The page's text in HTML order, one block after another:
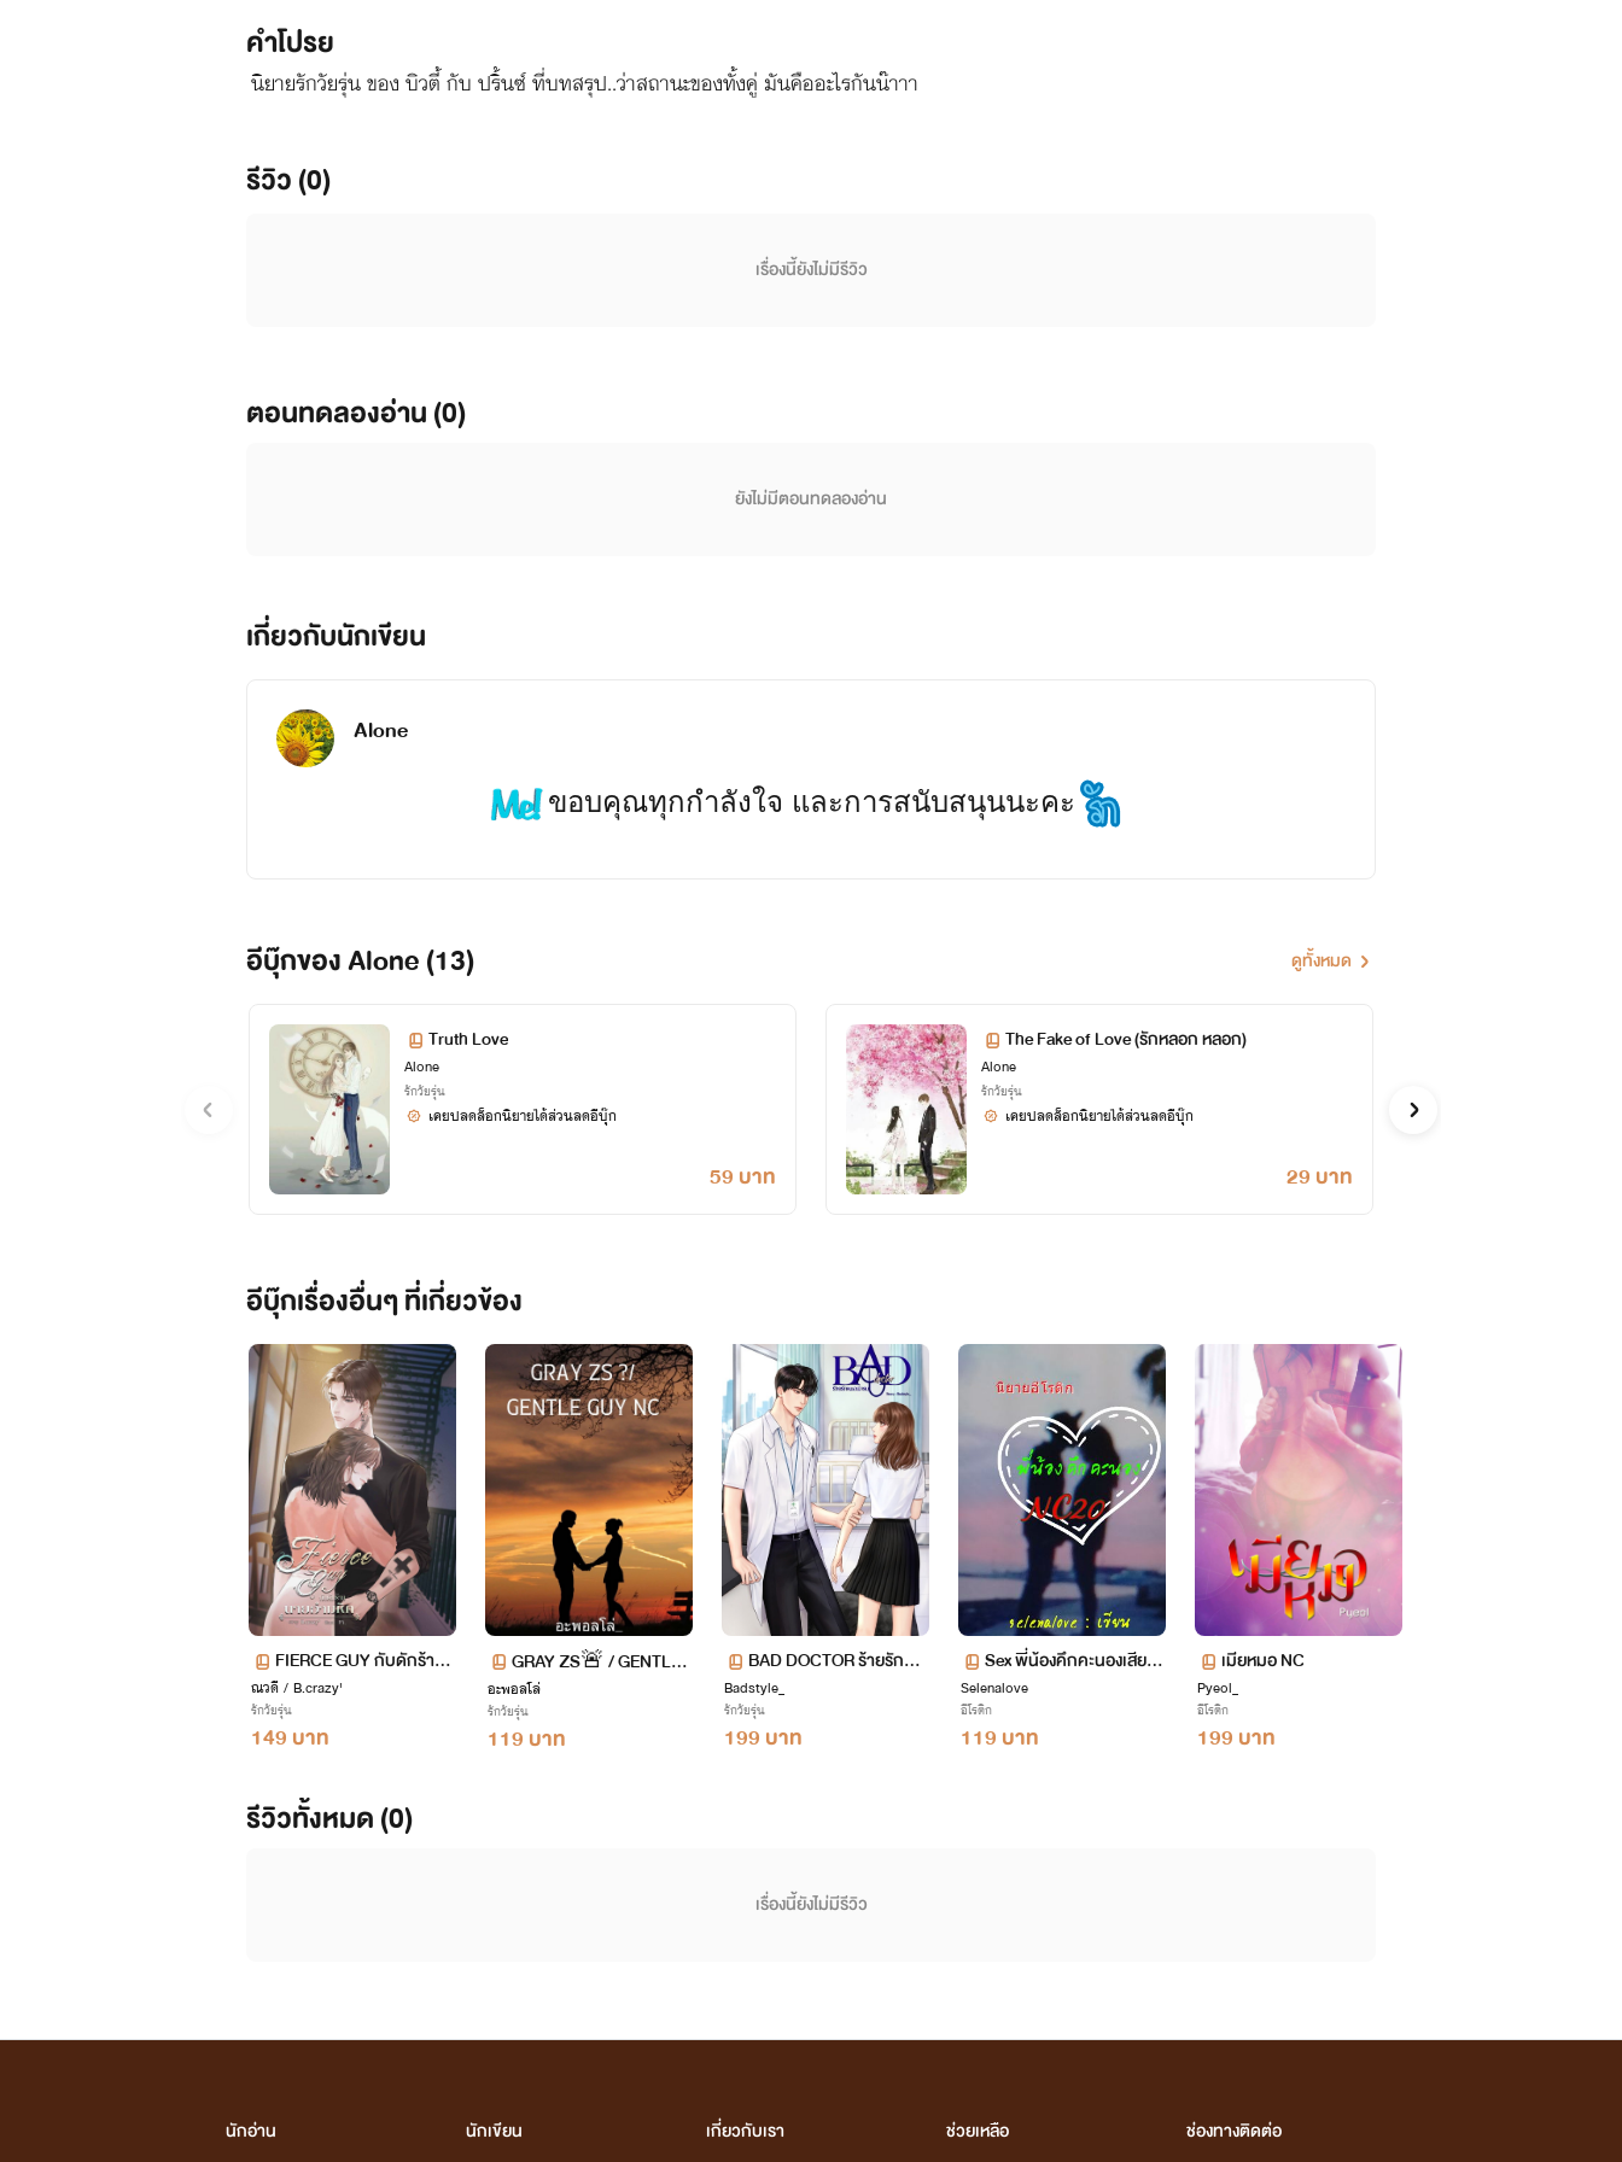
คำโปรย
นิยายรักวัยรุ่น ของ บิวตี้ กับ ปริ้นซ์ ที่บทสรุป..ว่าสถานะของทั้งคู่ มันคืออะไรกันน๊าาา
รีวิว (0)
เรื่องนี้ยังไม่มีรีวิว
ตอนทดลองอ่าน (0)
ยังไม่มีตอนทดลองอ่าน
เกี่ยวกับนักเขียน
Alone
ขอบคุณทุกกำลังใจ และการสนับสนุนนะคะ
อีบุ๊กของ Alone (13) ดูทั้งหมด
Truth Love
Alone
รักวัยรุ่น
59 บาท
เคยปลดล็อกนิยายได้ส่วนลดอีบุ๊ก
The Fake of Love (รักหลอก หลอก)
Alone
รักวัยรุ่น
29 บาท
เคยปลดล็อกนิยายได้ส่วนลดอีบุ๊ก
อีบุ๊กเรื่องอื่นๆ ที่เกี่ยวข้อง
FIERCE GUY กับดักร้ายน
ายอำมหิต
ณวดี / B.crazy'
รักวัยรุ่น
149 บาท
GRAY ZS🚨 / GENTLE
GUY 20+
อะพอลโล่
รักวัยรุ่น
119 บาท
BAD DOCTOR ร้ายรักหม
อนักรบ x SPECIAL LEE&
ROSE
Badstyle_
รักวัยรุ่น
199 บาท
Sex พี่น้องคึกคะนองเสียว
NC 25
Selenalove
อีโรติก
119 บาท
เมียหมอ NC
Pyeol_
อีโรติก
199 บาท
รีวิวทั้งหมด (0)
เรื่องนี้ยังไม่มีรีวิว
นักอ่าน
นักเขียน
เกี่ยวกับเรา
ช่วยเหลือ
ช่องทางติดต่อ